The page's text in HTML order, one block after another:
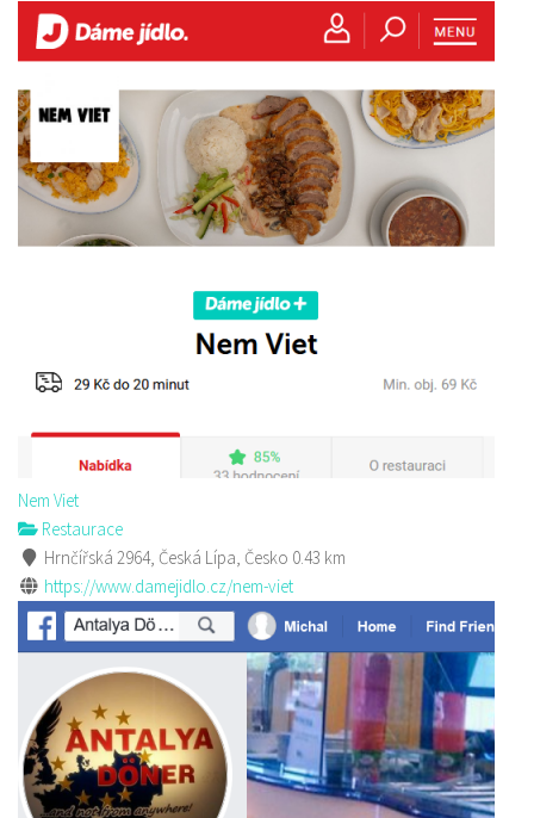
Nem Viet
Restaurace
Hrnčířská 2964, Česká Lípa, Česko 0.43 km
https://www.damejidlo.cz/nem-viet